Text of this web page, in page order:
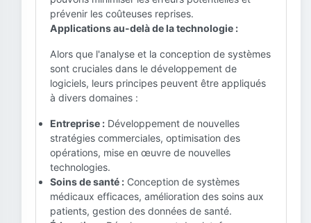
prévenir les coûteuses reprises.
Applications au-delà de la technologie :
Alors que l'analyse et la conception de systèmes
sont cruciales dans le développement de
logiciels, leurs principes peuvent être appliqués
à divers domaines :
Entreprise : Développement de nouvelles
stratégies commerciales, optimisation des
opérations, mise en œuvre de nouvelles
technologies.
Soins de santé : Conception de systèmes
médicaux efficaces, amélioration des soins aux
patients, gestion des données de santé.